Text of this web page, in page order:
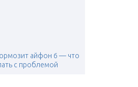
айфон 6 — что
с проблемой